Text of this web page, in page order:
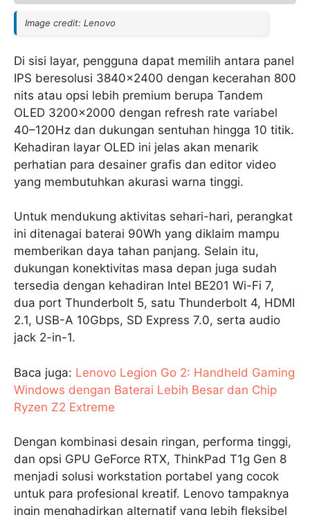
Image credit: Lenovo
Di sisi layar, pengguna dapat memilih antara panel
IPS beresolusi 3840×2400 dengan kecerahan 800
nits atau opsi lebih premium berupa Tandem
OLED 3200×2000 dengan refresh rate variabel
40–120Hz dan dukungan sentuhan hingga 10 titik.
Kehadiran layar OLED ini jelas akan menarik
perhatian para desainer grafis dan editor video
yang membutuhkan akurasi warna tinggi.
Untuk mendukung aktivitas sehari-hari, perangkat
ini ditenagai baterai 90Wh yang diklaim mampu
memberikan daya tahan panjang. Selain itu,
dukungan konektivitas masa depan juga sudah
tersedia dengan kehadiran Intel BE201 Wi-Fi 7,
dua port Thunderbolt 5, satu Thunderbolt 4, HDMI
2.1, USB-A 10Gbps, SD Express 7.0, serta audio
jack 2-in-1.
Baca juga: Lenovo Legion Go 2: Handheld Gaming
Windows dengan Baterai Lebih Besar dan Chip
Ryzen Z2 Extreme
Dengan kombinasi desain ringan, performa tinggi,
dan opsi GPU GeForce RTX, ThinkPad T1g Gen 8
menjadi solusi workstation portabel yang cocok
untuk para profesional kreatif. Lenovo tampaknya
ingin menghadirkan alternatif yang lebih fleksibel